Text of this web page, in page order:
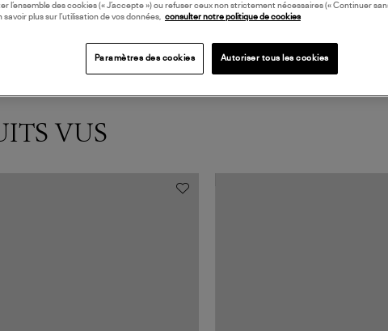
VUS
l’ensemble des cookies (« J’accepte ») ou refuser ceux non strictement nécessaires (« Continuer
savoir plus sur l’utilisation de vos données,
consulter notre politique de cookies
Paramètres des cookies Autoriser tous les cookies